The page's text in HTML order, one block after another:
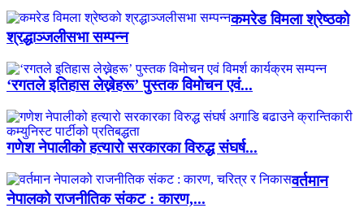
कमरेड विमला श्रेष्ठको
श्रद्धाञ्जलीसभा सम्पन्न
‘रगतले इतिहास लेख्नेहरू’ पुस्तक विमोचन एवं...
गणेश नेपालीको हत्यारो सरकारका विरुद्ध संघर्ष...
वर्तमान
नेपालको राजनीतिक संकट : कारण,...